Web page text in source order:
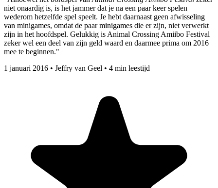
niet onaardig is, is het jammer dat je na een paar keer spelen
wederom hetzelfde spel speelt. Je hebt daarnaast geen afwisseling
van minigames, omdat de paar minigames die er zijn, niet verwerkt
zijn in het hoofdspel. Gelukkig is Animal Crossing Amiibo Festival
zeker wel een deel van zijn geld waard en daarmee prima om 2016
mee te beginnen."
1 januari 2016 • Jeffry van Geel • 4 min leestijd